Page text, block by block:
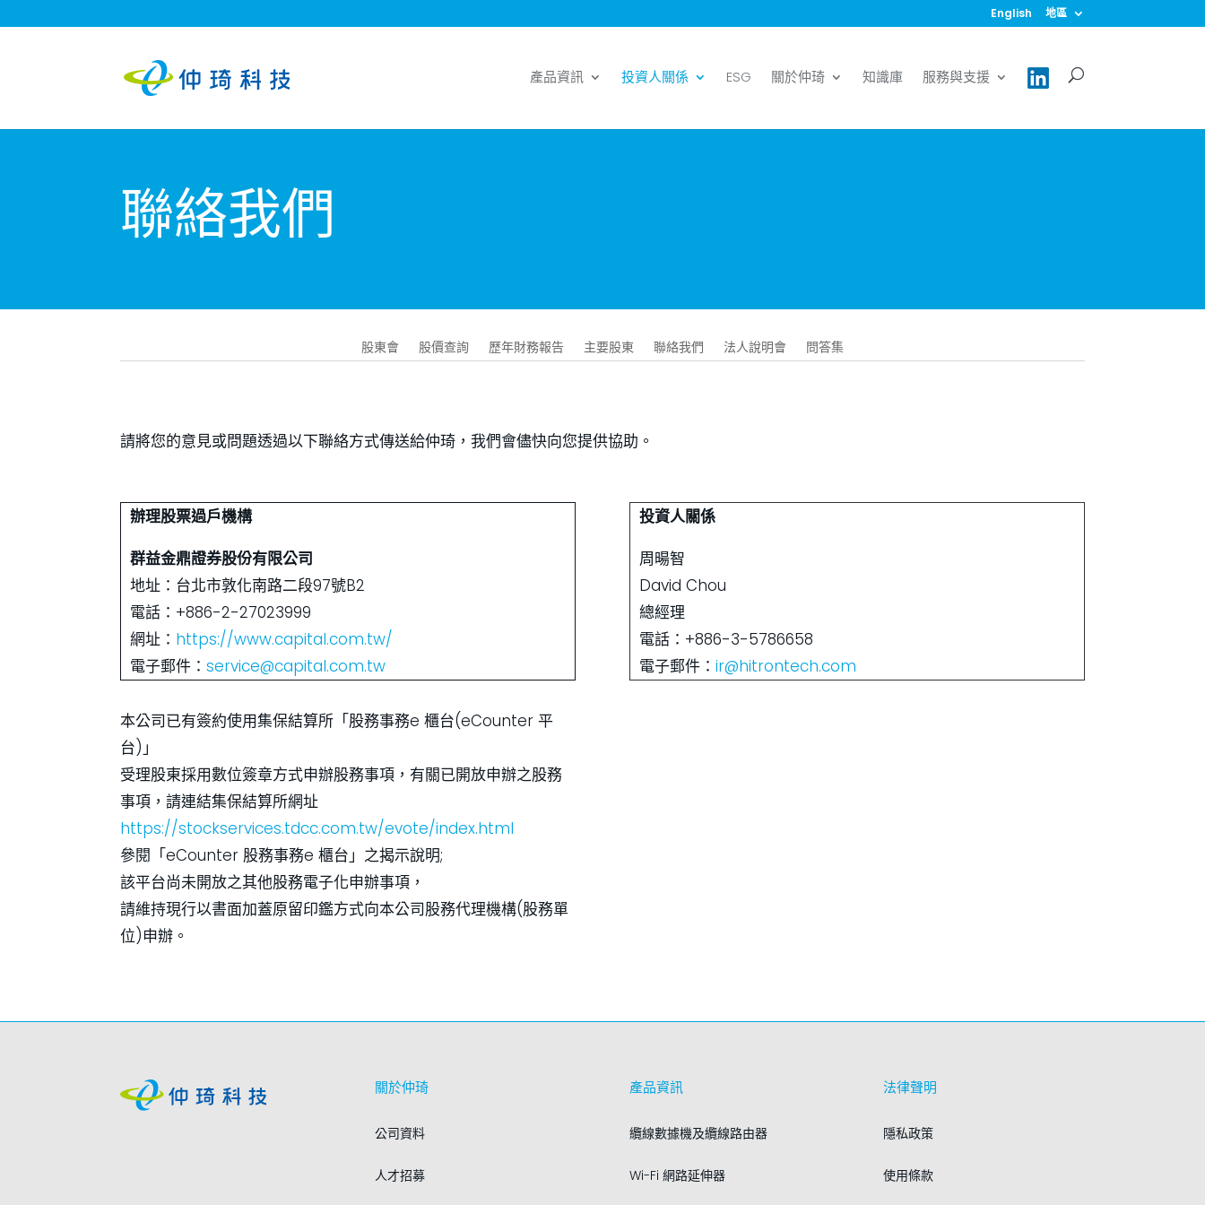
English 地區
產品資訊 投資人關係 ESG 關於仲琦 知識庫 服務與支援
聯絡我們
股東會 股價查詢 歷年財務報告 主要股東 聯絡我們 法人說明會 問答集
請將您的意見或問題透過以下聯絡方式傳送給仲琦，我們會儘快向您提供協助。
辦理股票過戶機構
群益金鼎證券股份有限公司
地址：台北市敦化南路二段97號B2
電話：+886-2-27023999
網址： https://www.capital.com.tw/
電子郵件：service@capital.com.tw
本公司已有簽約使用集保結算所「股務事務e 櫃台(eCounter 平
台)」
受理股東採用數位簽章方式申辦股務事項，有關已開放申辦之股務
事項，請連結集保結算所網址
https://stockservices.tdcc.com.tw/evote/index.html
參閱「eCounter 股務事務e 櫃台」之揭示說明;
該平台尚未開放之其他股務電子化申辦事項，
請維持現行以書面加蓋原留印鑑方式向本公司股務代理機構(股務單
位)申辦。
投資人關係
周暘智
David Chou
總經理
電話：+886-3-5786658
電子郵件： ir@hitrontech.com
關於仲琦
公司資料
人才招募
產品資訊
纜線數據機及纜線路由器
Wi-Fi 網路延伸器
法律聲明
隱私政策
使用條款